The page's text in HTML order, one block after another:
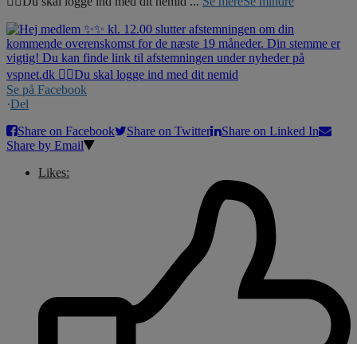
Se på Facebook
·Del
Share on Facebook
Share on Twitter
Share on Linked In
Share by Email
Likes: